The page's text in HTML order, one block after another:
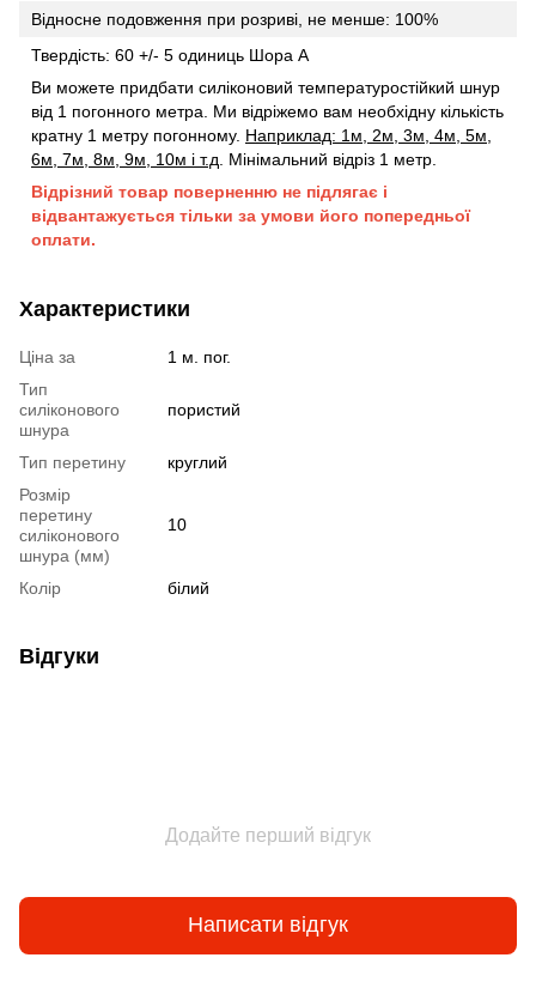
Відносне подовження при розриві, не менше: 100%
Твердість: 60 +/- 5 одиниць Шора А
Ви можете придбати силіконовий температуростійкий шнур
від 1 погонного метра. Ми відріжемо вам необхідну кількість
кратну 1 метру погонному. Наприклад: 1м, 2м, 3м, 4м, 5м,
6м, 7м, 8м, 9м, 10м і т.д . Мінімальний відріз 1 метр.
Відрізний товар поверненню не підлягає і
відвантажується тільки за умови його попередньої
оплати.
Характеристики
Ціна за
1 м. пог.
Тип
силіконового
шнура
пористий
Тип перетину
круглий
Розмір
перетину
силіконового
шнура (мм)
10
Колір білий
Відгуки
Додайте перший відгук
Написати відгук